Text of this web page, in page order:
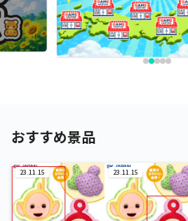
おすすめ景品
23.11.15 23.11.15